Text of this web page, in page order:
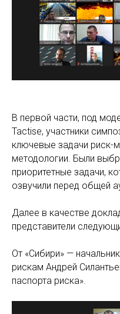
В первой части, под
Tactise, участники
ключевые задачи риск-
методологии. Были
приоритетные задачи,
озвучили перед общей
Далее в качестве
представители
От «Сибири» —
рискам Андрей
паспорта риска».